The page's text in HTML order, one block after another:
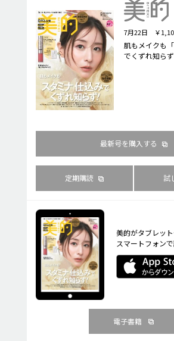
7月22日 ￥
肌もメイクも
でくずれ知らず
最新号を購入する
定期購読 試
美的がタブレッ
スマートフォンで
電子書籍